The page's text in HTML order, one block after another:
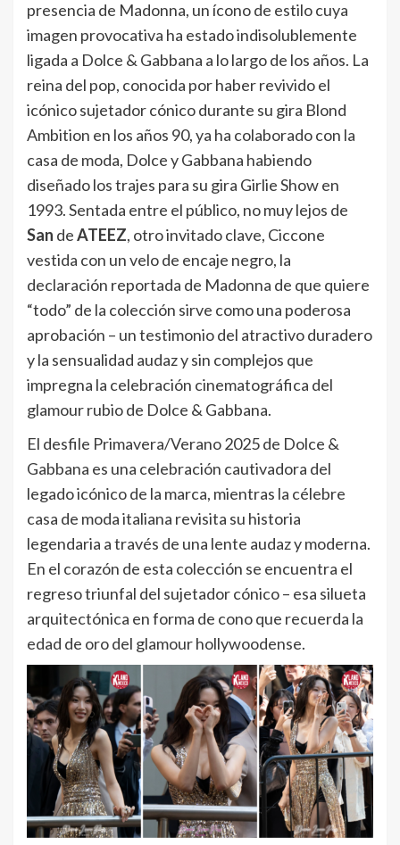
presencia de Madonna, un ícono de estilo cuya
imagen provocativa ha estado indisolublemente
ligada a Dolce & Gabbana a lo largo de los años. La
reina del pop, conocida por haber revivido el
icónico sujetador cónico durante su gira Blond
Ambition en los años 90, ya ha colaborado con la
casa de moda, Dolce y Gabbana habiendo
diseñado los trajes para su gira Girlie Show en
1993. Sentada entre el público, no muy lejos de
San deATEEZ, otro invitado clave, Ciccone
vestida con un velo de encaje negro, la
declaración reportada de Madonna de que quiere
“todo” de la colección sirve como una poderosa
aprobación – un testimonio del atractivo duradero
y la sensualidad audaz y sin complejos que
impregna la celebración cinematográfica del
glamour rubio de Dolce & Gabbana.
El desfile Primavera/Verano 2025 de Dolce &
Gabbana es una celebración cautivadora del
legado icónico de la marca, mientras la célebre
casa de moda italiana revisita su historia
legendaria a través de una lente audaz y moderna.
En el corazón de esta colección se encuentra el
regreso triunfal del sujetador cónico – esa silueta
arquitectónica en forma de cono que recuerda la
edad de oro del glamour hollywoodense.